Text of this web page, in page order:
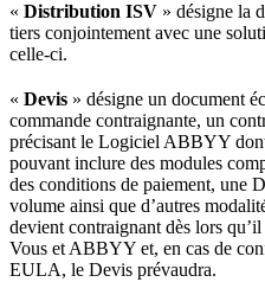
« Distribution ISV » désigne la
tiers conjointement avec une
celle-ci.
« Devis » désigne un document
commande contraignante, un
précisant le Logiciel ABBYY
pouvant inclure des modules
des conditions de paiement, une
volume ainsi que d’autres
devient contraignant dès lors
Vous et ABBYY et, en cas de
EULA, le Devis prévaudra.